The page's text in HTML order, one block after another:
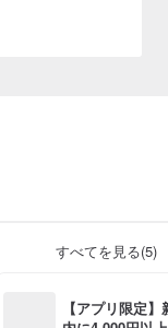
創業者、デザイナー兼
た。「N.Y.」という名
すべてを見る(5)
【アプリ限定